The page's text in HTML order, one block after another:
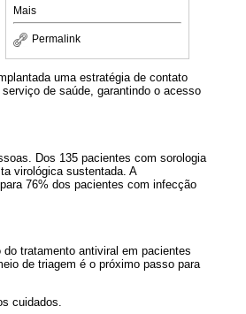
Mais
Permalink
uma estratégia de contato
de saúde, garantindo o acesso
Dos 135 pacientes com sorologia
virológica sustentada. A
76% dos pacientes com infecção
tratamento antiviral em pacientes
de triagem é o próximo passo para
cuidados.